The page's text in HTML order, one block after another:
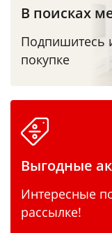
В поисках
Подпишитесь
покупке
Выгодные
Интересные
рассылке!